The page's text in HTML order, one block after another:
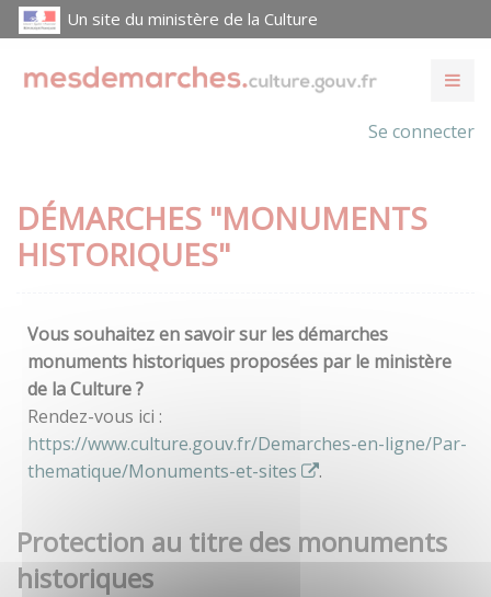
Un site du ministère de la Culture
Se connecter
DÉMARCHES "MONUMENTS
HISTORIQUES"
Vous souhaitez en savoir sur les démarches
monuments historiques proposées par le ministère
de la Culture ?
Rendez-vous ici :
https://www.culture.gouv.fr/Demarches-en-ligne/Par-
thematique/Monuments-et-sites
.
Protection au titre des monuments
historiques